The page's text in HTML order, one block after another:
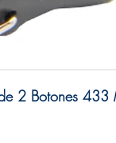
2 Botones 433